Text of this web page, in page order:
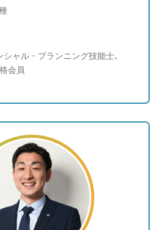
ング技能士) AFP（日本ＦＰ
タニタ体内年齢は26歳 ◆出
：東京都世田谷区 ◆プライベー
エキスパート資格取得）、ロー
グが趣味
ャル・プランニング技能士､
会員